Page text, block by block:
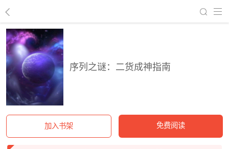
序列之谜：二货成神指南
加入书架 免费阅读